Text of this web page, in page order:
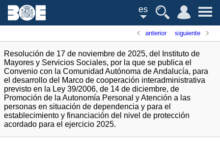
es
anterior siguiente
Resolución de 17 de noviembre de 2025, del Instituto de
Mayores y Servicios Sociales, por la que se publica el
Convenio con la Comunidad Autónoma de Andalucía, para
el desarrollo del Marco de cooperación interadministrativa
previsto en la Ley 39/2006, de 14 de diciembre, de
Promoción de la Autonomía Personal y Atención a las
personas en situación de dependencia y para el
establecimiento y financiación del nivel de protección
acordado para el ejercicio 2025.